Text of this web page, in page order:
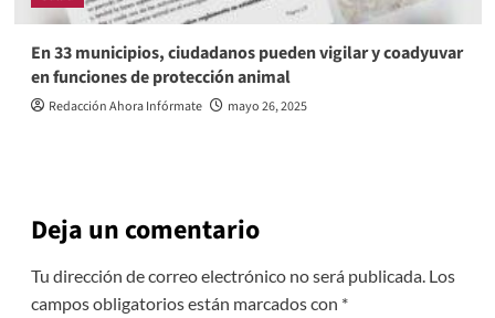
En 33 municipios, ciudadanos pueden vigilar y coadyuvar
en funciones de protección animal
Redacción Ahora Infórmate mayo 26, 2025
Deja un comentario
Tu dirección de correo electrónico no será publicada. Los
campos obligatorios están marcados con *